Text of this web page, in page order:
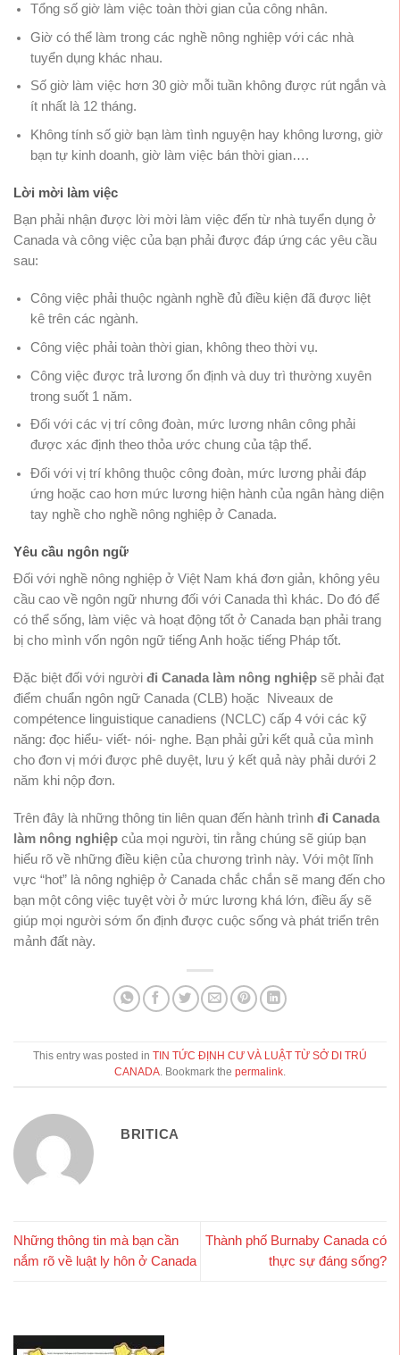
Tổng số giờ làm việc toàn thời gian của công nhân.
Giờ có thể làm trong các nghề nông nghiệp với các nhà
tuyển dụng khác nhau.
Số giờ làm việc hơn 30 giờ mỗi tuần không được rút ngắn và
ít nhất là 12 tháng.
Không tính số giờ bạn làm tình nguyện hay không lương, giờ
bạn tự kinh doanh, giờ làm việc bán thời gian….
Lời mời làm việc
Bạn phải nhận được lời mời làm việc đến từ nhà tuyển dụng ở
Canada và công việc của bạn phải được đáp ứng các yêu cầu
sau:
Công việc phải thuộc ngành nghề đủ điều kiện đã được liệt
kê trên các ngành.
Công việc phải toàn thời gian, không theo thời vụ.
Công việc được trả lương ổn định và duy trì thường xuyên
trong suốt 1 năm.
Đối với các vị trí công đoàn, mức lương nhân công phải
được xác định theo thỏa ước chung của tập thể.
Đối với vị trí không thuộc công đoàn, mức lương phải đáp
ứng hoặc cao hơn mức lương hiện hành của ngân hàng diện
tay nghề cho nghề nông nghiệp ở Canada.
Yêu cầu ngôn ngữ
Đối với nghề nông nghiệp ở Việt Nam khá đơn giản, không yêu
cầu cao về ngôn ngữ nhưng đối với Canada thì khác. Do đó để
có thể sống, làm việc và hoạt động tốt ở Canada bạn phải trang
bị cho mình vốn ngôn ngữ tiếng Anh hoặc tiếng Pháp tốt.
Đặc biệt đối với người đi Canada làm nông nghiệp sẽ phải đạt
điểm chuẩn ngôn ngữ Canada (CLB) hoặc Niveaux de
compétence linguistique canadiens (NCLC) cấp 4 với các kỹ
năng: đọc hiểu- viết- nói- nghe. Bạn phải gửi kết quả của mình
cho đơn vị mới được phê duyệt, lưu ý kết quả này phải dưới 2
năm khi nộp đơn.
Trên đây là những thông tin liên quan đến hành trình đi Canada
làm nông nghiệp của mọi người, tin rằng chúng sẽ giúp bạn
hiểu rõ về những điều kiện của chương trình này. Với một lĩnh
vực “hot” là nông nghiệp ở Canada chắc chắn sẽ mang đến cho
bạn một công việc tuyệt vời ở mức lương khá lớn, điều ấy sẽ
giúp mọi người sớm ổn định được cuộc sống và phát triển trên
mảnh đất này.
This entry was posted in TIN TỨC ĐỊNH CƯ VÀ LUẬT TỪ SỞ DI TRÚ
CANADA . Bookmark the permalink
BRITICA
Những thông tin mà bạn cần
nắm rõ về luật ly hôn ở Canada
Thành phố Burnaby Canada có
thực sự đáng sống?